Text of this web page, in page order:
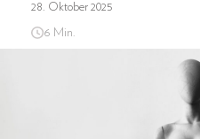
28. Oktober 2025
6 Min.